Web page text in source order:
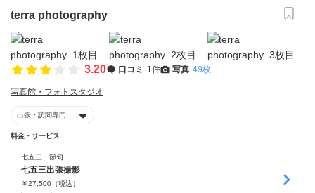
terra photography
3.20 口コミ 1件 写真 49枚
写真館・フォトスタジオ
出張・訪問専門
料金・サービス
七五三・節句
七五三出張撮影
￥27,500 （税込）